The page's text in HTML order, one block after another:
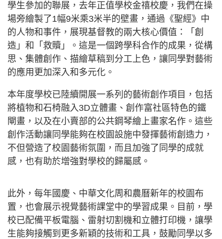
學生參加的聯展，去年正值學校金禧校慶，我們在操
場旁繪製了1幅9米乘3米半的壁畫，通過《聖經》中
的人物和事件，展現基督教的兩大核心價值：「創
造」和「救贖」。這是一個跨學科合作的成果，從構
思、集體創作、描繪草稿到分工上色，讓同學對藝術
的應用更加深入和多元化。
本年度學校已陸續開展一系列的藝術創作項目，包括
將植物和石椅融入3D立體畫、創作富社區特色的鐵
閘畫，以及在小賣部的公共鋼琴繪上畫家名作。這些
創作活動讓同學能夠在校園設施中發揮藝術創造力，
不但營造了校園藝術氛圍，而且加強了同學的成就
感，也有助於增強對學校的歸屬感。
此外，每年國慶、中華文化周和農曆新年的校園布
置，也會展示視覺藝術課堂中的學習成果。目前，學
校已配備平板電腦、雷射切割機和立體打印機，讓學
生能夠接觸到更多新穎的技術和工具，鼓勵同學以多